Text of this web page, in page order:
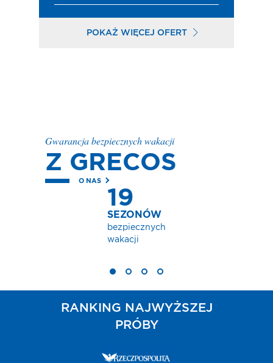
POKAŻ WIĘCEJ OFERT
Gwarancja bezpiecznych wakacji
Z GRECOS
O NAS
19
SEZONÓW
bezpiecznych
wakacji
RANKING NAJWYŻSZEJ
PRÓBY